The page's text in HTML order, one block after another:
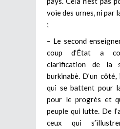
voie des urnes, ni par
;
– Le second
coup d’État a
clarification de la
burkinabè. D’un
qui se battent pour
pour le progrès et
peuple qui lutte. De
ceux qui